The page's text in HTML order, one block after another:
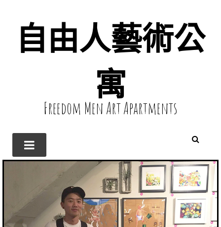
自由人藝術公
寓
Freedom Men Art Apartments